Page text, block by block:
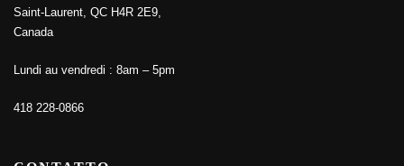
Saint-Laurent, QC H4R 2E9,
Canada
Lundi au vendredi : 8am – 5pm
418 228-0866